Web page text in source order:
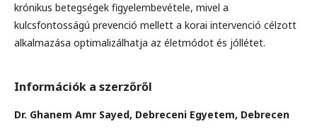
krónikus betegségek figyelembevétele, mivel a
kulcsfontosságú prevenció mellett a korai intervenció célzott
alkalmazása optimalizálhatja az életmódot és jóllétet.
Információk a szerzőről
Dr. Ghanem Amr Sayed, Debreceni Egyetem, Debrecen